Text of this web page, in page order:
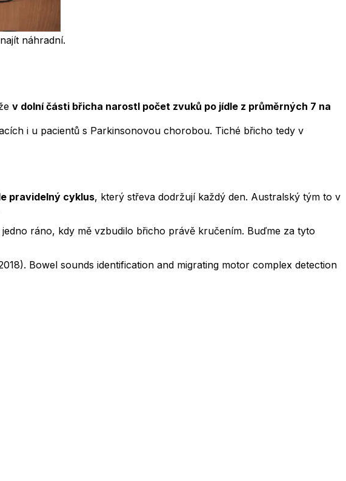
náhradní.
v dolní části břicha narostl počet zvuků po jídle z průměrných 7 na
i u pacientů s Parkinsonovou chorobou. Tiché břicho tedy v
pravidelný cyklus, který střeva dodržují každý den. Australský tým to v
ráno, kdy mě vzbudilo břicho právě kručením. Buďme za tyto
Bowel sounds identification and migrating motor complex detection